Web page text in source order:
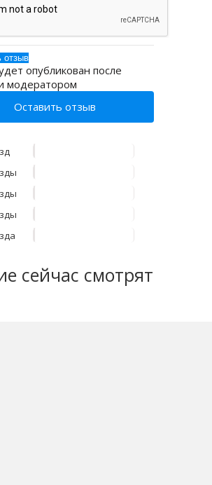
опубликован после
модератором
Оставить отзыв
сейчас смотрят